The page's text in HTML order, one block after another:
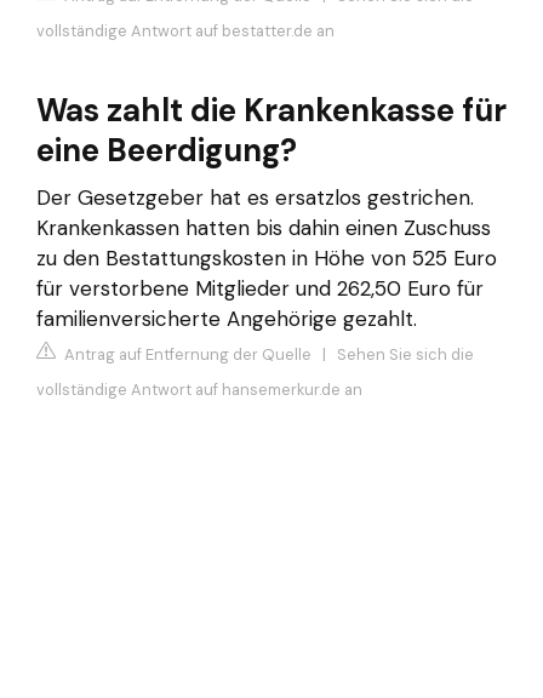
vollständige Antwort auf bestatter.de an
Was zahlt die Krankenkasse für
eine Beerdigung?
Der Gesetzgeber hat es ersatzlos gestrichen.
Krankenkassen hatten bis dahin einen Zuschuss
zu den Bestattungskosten in Höhe von 525 Euro
für verstorbene Mitglieder und 262,50 Euro für
familienversicherte Angehörige gezahlt.
Antrag auf Entfernung der Quelle | Sehen Sie sich die
vollständige Antwort auf hansemerkur.de an